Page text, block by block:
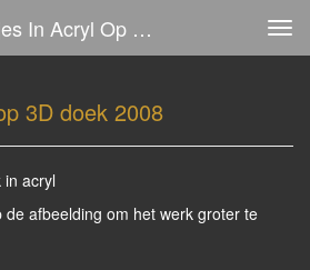
Ine Gooren - Kleintjes In Acryl Op 3D Doek 2008
3D doek 2008
in acryl
de afbeelding om het werk groter te